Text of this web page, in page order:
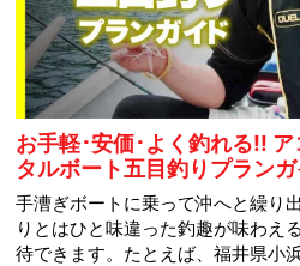
お手軽･安価･よく釣れる!!
タルボート五目釣りプラン
手漕ぎボートに乗って沖へと繰り
りとはひと味違った釣趣が味わえ
待できます。たとえば、福井県小